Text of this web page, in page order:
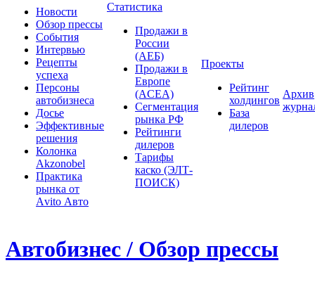
Новости
Обзор прессы
События
Интервью
Рецепты
успеха
Персоны
автобизнеса
Досье
Эффективные
решения
Колонка
Akzonobel
Практика
рынка от
Аvito Авто
Статистика
Продажи в
России
(АЕБ)
Продажи в
Европе
(ACEA)
Сегментация
рынка РФ
Рейтинги
дилеров
Тарифы
каско (ЭЛТ-
ПОИСК)
Проекты
Рейтинг
холдингов
База
дилеров
Архив
Автобизнес / Обзор прессы